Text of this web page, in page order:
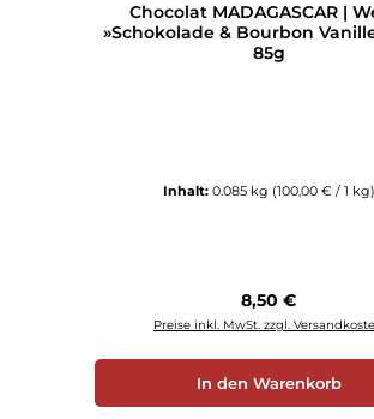
Chocolat MADAGASCAR |
»Schokolade & Bourbon Vanille« 37% |
85g
Inhalt: 0.085 kg (100,00 € / 1 kg)
Regulärer Preis:
8,50 €
Preise inkl. MwSt. zzgl.
In den Warenkorb